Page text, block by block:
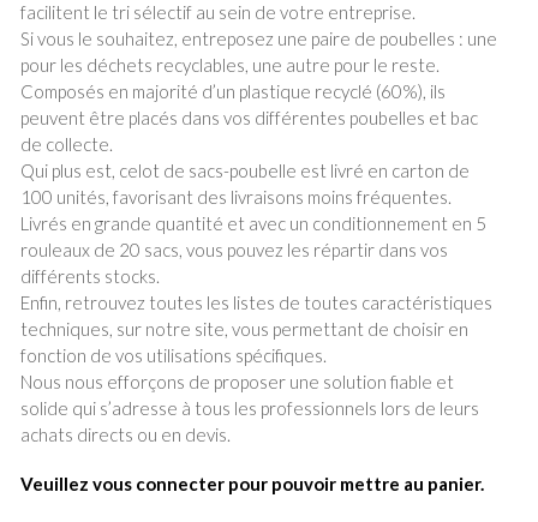
facilitent le tri sélectif au sein de votre entreprise.
Si vous le souhaitez, entreposez une paire de poubelles : une
pour les déchets recyclables, une autre pour le reste.
Composés en majorité d’un plastique recyclé (60%), ils
peuvent être placés dans vos différentes poubelles et bac
de collecte.
Qui plus est, celot de sacs-poubelle est livré en carton de
100 unités, favorisant des livraisons moins fréquentes.
Livrés en grande quantité et avec un conditionnement en 5
rouleaux de 20 sacs, vous pouvez les répartir dans vos
différents stocks.
Enfin, retrouvez toutes les listes de toutes caractéristiques
techniques, sur notre site, vous permettant de choisir en
fonction de vos utilisations spécifiques.
Nous nous efforçons de proposer une solution fiable et
solide qui s’adresse à tous les professionnels lors de leurs
achats directs ou en devis.
Veuillez vous connecter pour pouvoir mettre au panier.